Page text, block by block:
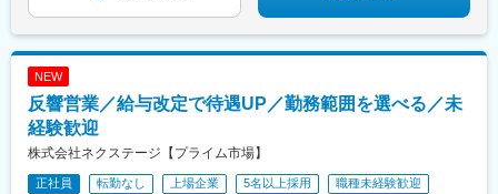
県)、柏駅、川中島駅、八戸駅、門司駅、三河鹿島駅、北岡崎駅、
荒子川公園駅、積志駅、箕面船場阪大前駅、竜田口駅、五箇荘
駅、土岐市駅、円座駅、伊奈駅、七重浜駅、紀伊駅、高岡やぶな
駅、新利府駅、名和駅(愛知県)、春江駅、発寒駅、江南駅(愛知
NEW
反響営業／給与改定で待遇UP／勤務範囲を選べる／未
経験歓迎
株式会社ネクステージ【プライム市場】
正社員 転勤なし 上場企業 5名以上採用
職種未経験歓迎